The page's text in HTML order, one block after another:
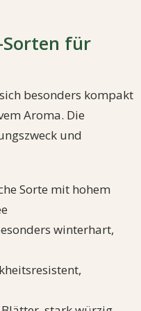
Sorten für
besonders kompakt
Aroma. Die
und
Sorte mit hohem
winterhart,